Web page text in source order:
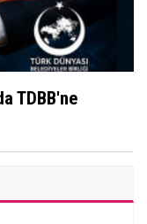
TDBB'ne